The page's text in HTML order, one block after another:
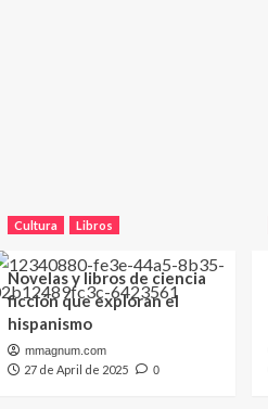
Cultura Libros
Novelas y libros de ciencia
ficción que exploran el
hispanismo
mmagnum.com
27 de April de 2025 0